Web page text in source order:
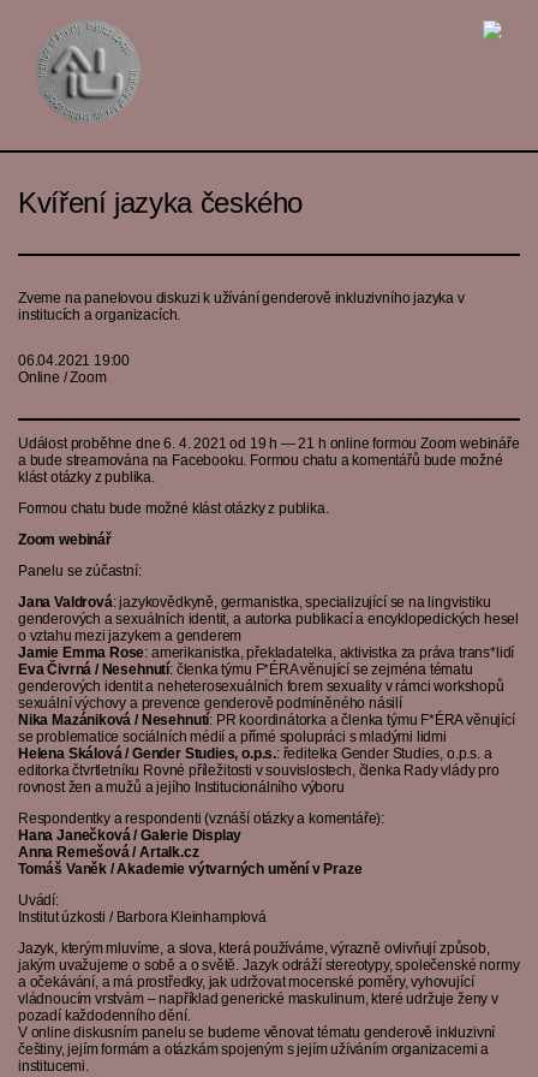
Kvíření jazyka českého
Zveme na panelovou diskuzi k užívání genderově inkluzivního jazyka v
institucích a organizacích.
06.04.2021 19:00
Online / Zoom
Událost proběhne dne 6. 4. 2021 od 19 h — 21 h online formou Zoom webináře
a bude streamována na Facebooku. Formou chatu a komentářů bude možné
klást otázky z publika.
Formou chatu bude možné klást otázky z publika.
Zoom webinář
Panelu se zúčastní:
Jana Valdrová: jazykovědkyně, germanistka, specializující se na lingvistiku
genderových a sexuálních identit, a autorka publikací a encyklopedických hesel
o vztahu mezi jazykem a genderem
Jamie Emma Rose: amerikanistka, překladatelka, aktivistka za práva trans*lidí
Eva Čivrná / Nesehnutí: členka týmu F*ÉRA věnující se zejména tématu
genderových identit a neheterosexuálních forem sexuality v rámci workshopů
sexuální výchovy a prevence genderově podmíněného násilí
Nika Mazániková / Nesehnutí: PR koordinátorka a členka týmu F*ÉRA věnující
se problematice sociálních médií a přímé spolupráci s mladými lidmi
Helena Skálová / Gender Studies, o.p.s.: ředitelka Gender Studies, o.p.s. a
editorka čtvrtletníku Rovné příležitosti v souvislostech, členka Rady vlády pro
rovnost žen a mužů a jejího Institucionálního výboru
Respondentky a respondenti (vznáší otázky a komentáře):
Hana Janečková / Galerie Display
Anna Remešová / Artalk.cz
Tomáš Vaněk / Akademie výtvarných umění v Praze
Uvádí:
Institut úzkosti / Barbora Kleinhamplová
Jazyk, kterým mluvíme, a slova, která používáme, výrazně ovlivňují způsob,
jakým uvažujeme o sobě a o světě. Jazyk odráží stereotypy, společenské normy
a očekávání, a má prostředky, jak udržovat mocenské poměry, vyhovující
vládnoucím vrstvám – například generické maskulinum, které udržuje ženy v
pozadí každodenního dění.
V online diskusním panelu se budeme věnovat tématu genderově inkluzivní
češtiny, jejím formám a otázkám spojeným s jejím užíváním organizacemi a
institucemi.